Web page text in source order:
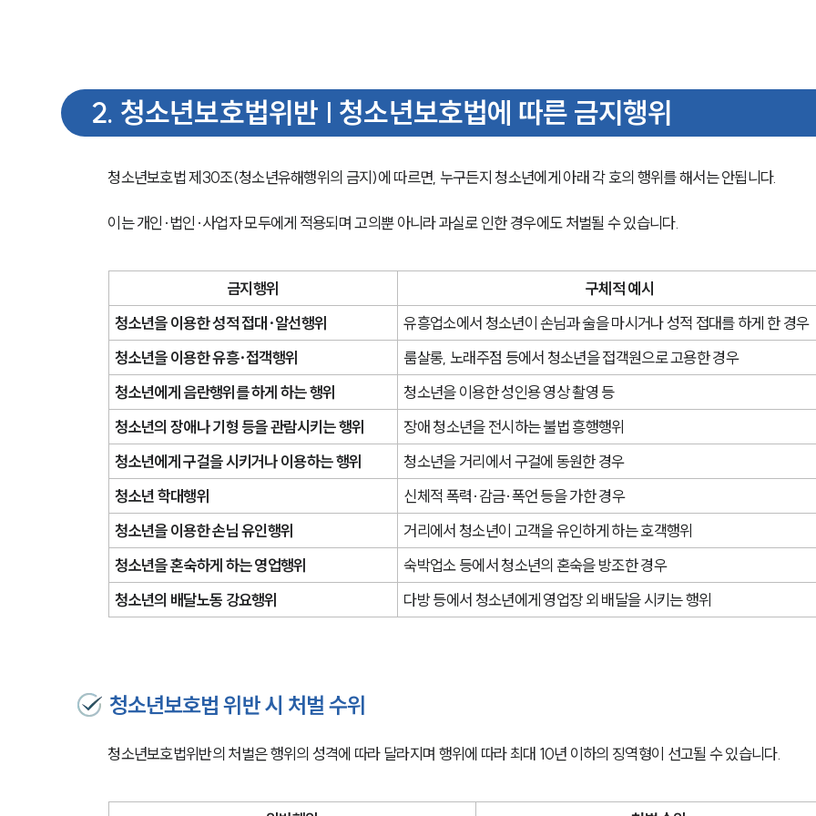
2. 청소년보호법위반 | 청소년보호법에 따른 금지행위
청소년보호법 제30조(청소년유해행위의 금지)에 따르면, 누구든지 청소년에게 아래 각 호의 행위를 해서는 안됩니다.
이는 개인·법인·사업자 모두에게 적용되며 고의뿐 아니라 과실로 인한 경우에도 처벌될 수 있습니다.
금지행위
구체적 예시
청소년을 이용한 성적 접대·알선행위
유흥업소에서 청소년이 손님과 술을 마시거나 성적 접대를 하게 한 경우
청소년을 이용한 유흥·접객행위
룸살롱, 노래주점 등에서 청소년을 접객원으로 고용한 경우
청소년에게 음란행위를 하게 하는 행위
청소년을 이용한 성인용 영상 촬영 등
청소년의 장애나 기형 등을 관람시키는 행위
장애 청소년을 전시하는 불법 흥행행위
청소년에게 구걸을 시키거나 이용하는 행위
청소년을 거리에서 구걸에 동원한 경우
청소년 학대행위
신체적 폭력·감금·폭언 등을 가한 경우
청소년을 이용한 손님 유인행위
거리에서 청소년이 고객을 유인하게 하는 호객행위
청소년을 혼숙하게 하는 영업행위
숙박업소 등에서 청소년의 혼숙을 방조한 경우
청소년의 배달노동 강요행위
다방 등에서 청소년에게 영업장 외 배달을 시키는 행위
청소년보호법 위반 시 처벌 수위
청소년보호법위반의 처벌은 행위의 성격에 따라 달라지며 행위에 따라 최대 10년 이하의 징역형이 선고될 수 있습니다.